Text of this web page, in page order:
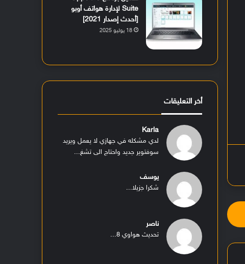
Suite لإدارة هواتف أوبو
[أحدث إصدار 2021]
18 يوليو 2025
أخر التعليقات
Karla
لدي مشكله في جهازي لا يعمل ويريد
سوفتوير جديد واحتاج الى تشغ...
يوسف
شكرا جزيلا...
ناصر
تحديث هواوي 8...